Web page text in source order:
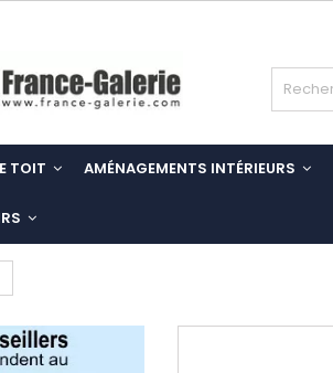
TOIT AMÉNAGEMENTS INTÉRIEURS